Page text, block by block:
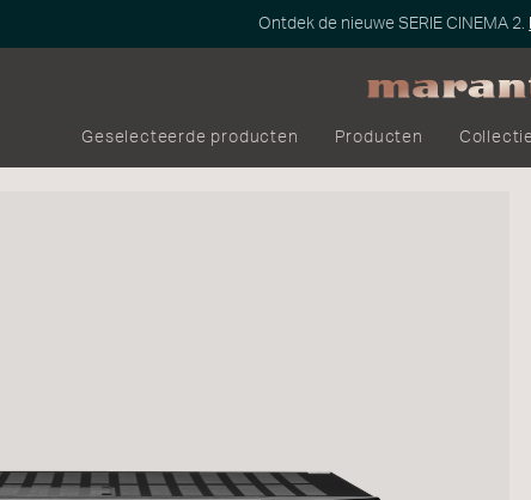
Ontdek de nieuwe SERIE CINEMA 2.
Geselecteerde producten Producten